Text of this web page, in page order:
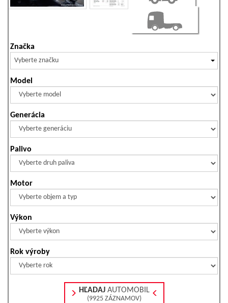
Značka
Vyberte značku
Model
Generácia
Palivo
Motor
Výkon
Rok výroby
HĽADAJAUTOMOBIL
(9925 ZÁZNAMOV)